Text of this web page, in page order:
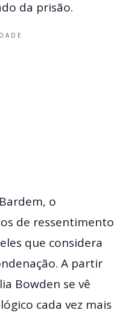
da prisão.
o
de ressentimento
que considera
A partir
Bowden se vê
cada vez mais